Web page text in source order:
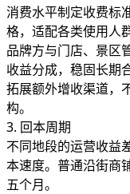
消费水平制定收费标
格，适配各类使用人群
品牌方与门店、景区
收益分成，稳固长期
拓展额外增收渠道，
构。
3. 回本周期
不同地段的运营收益
本速度。普通沿街商
五个月。